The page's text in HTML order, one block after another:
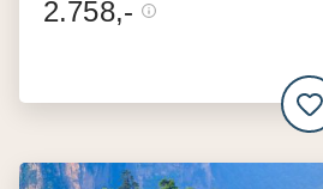
2.758,-